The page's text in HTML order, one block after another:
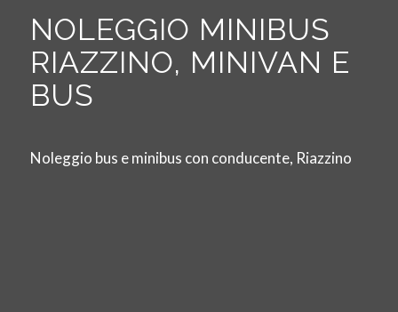
NOLEGGIO MINIBUS
RIAZZINO, MINIVAN E
BUS
Noleggio bus e minibus con conducente, Riazzino